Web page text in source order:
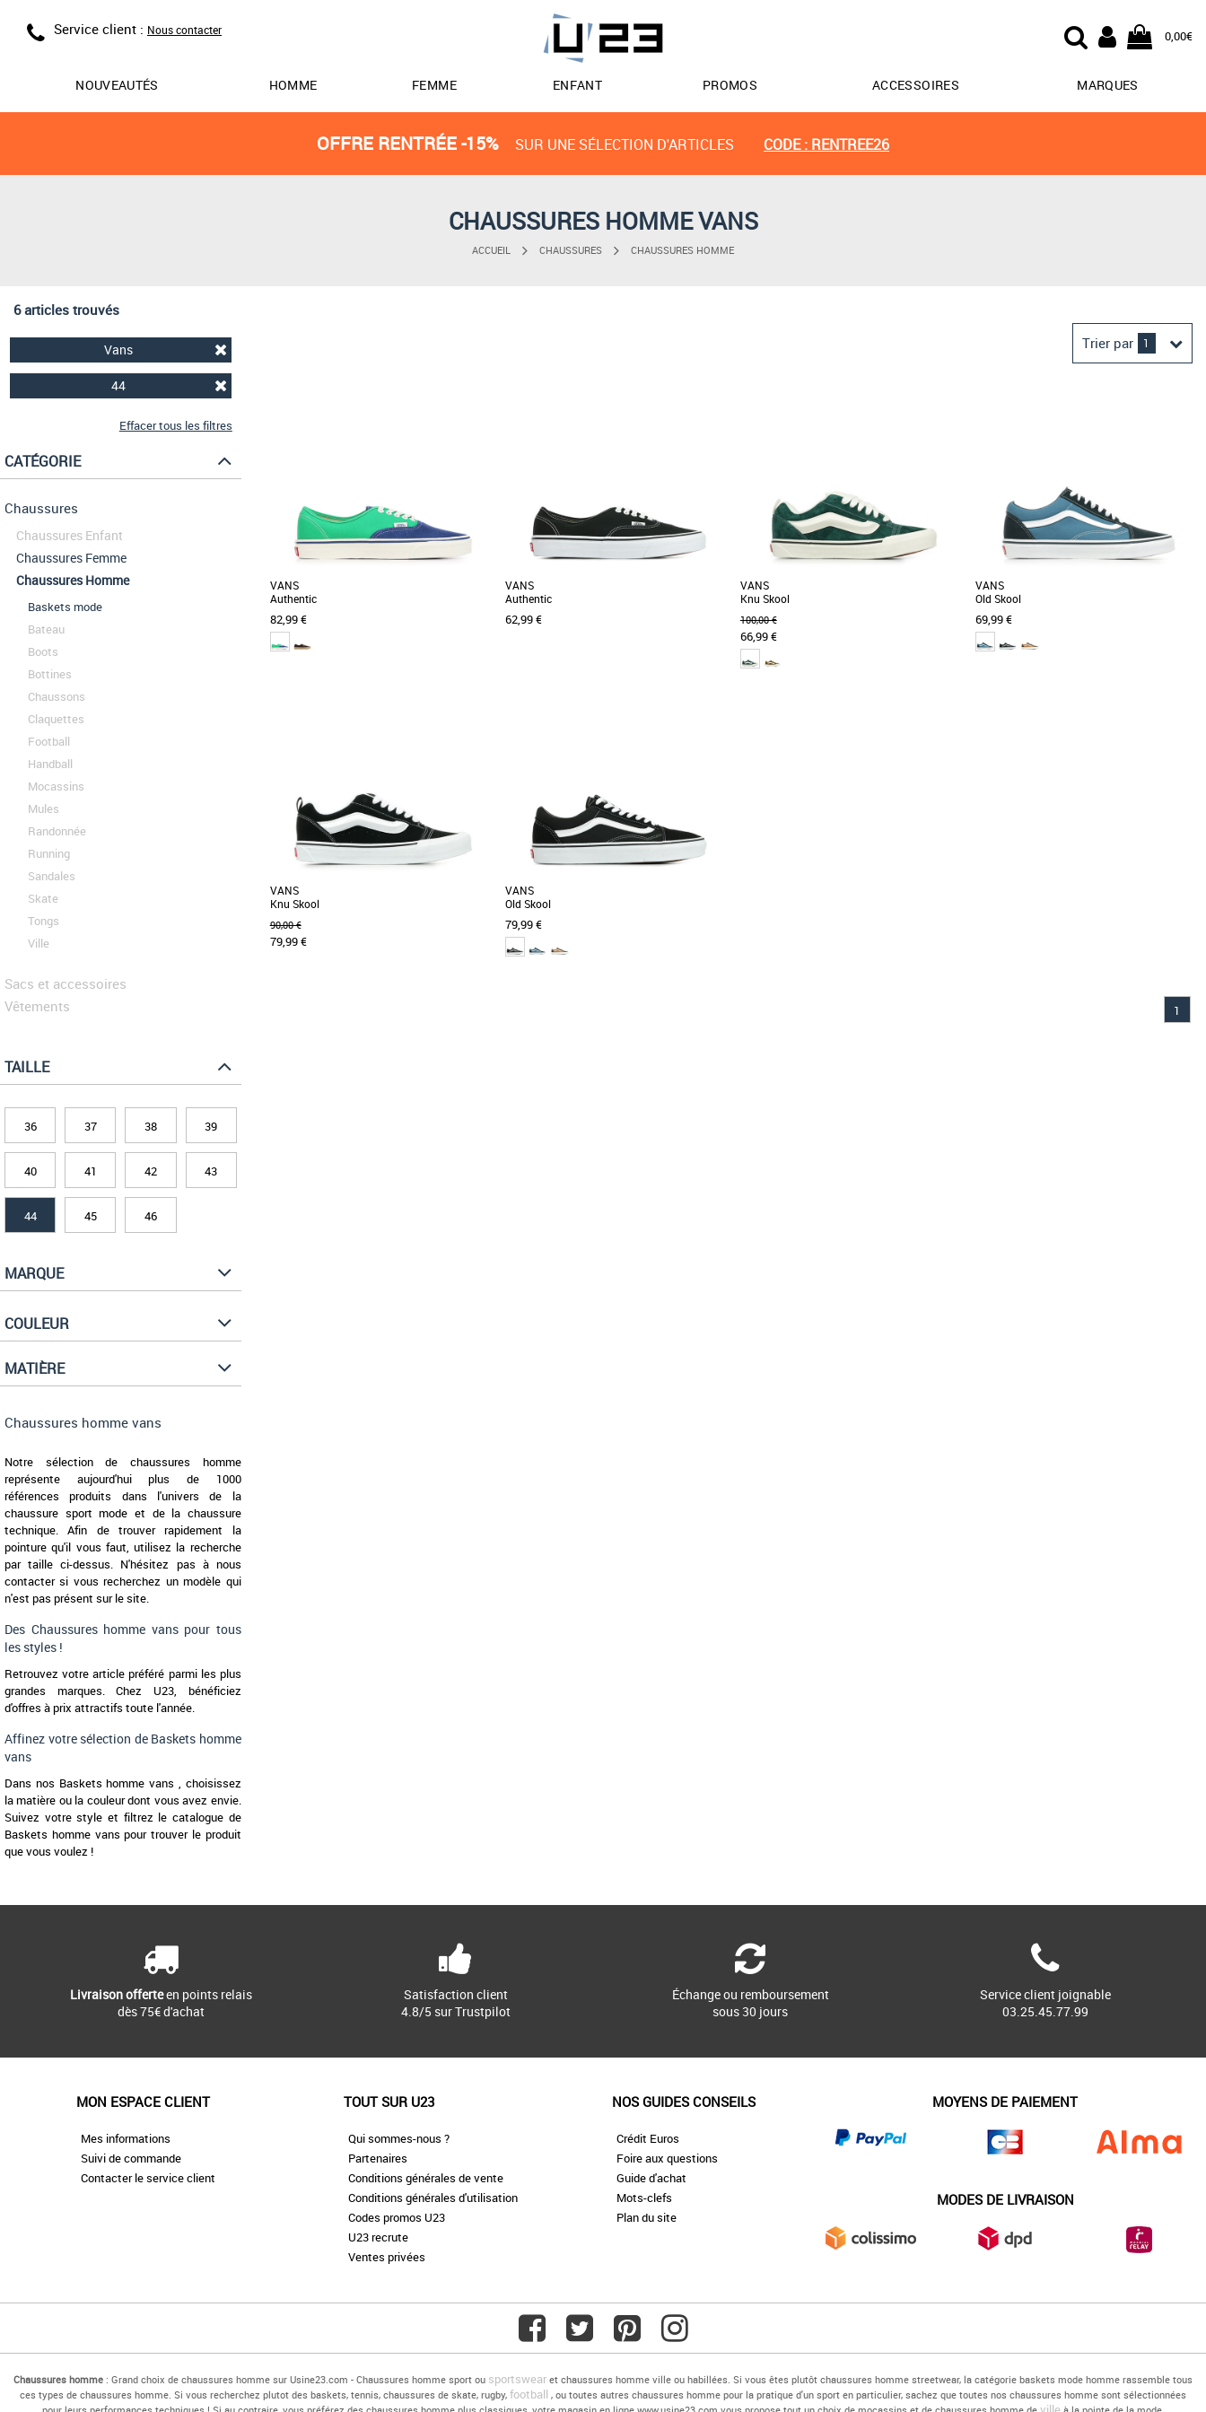
Service client : Nous contacter 0,00€
NOUVEAUTÉS HOMME FEMME ENFANT PROMOS ACCESSOIRES MARQUES
OFFRE RENTRÉE -15% SUR UNE SÉLECTION D'ARTICLES CODE : RENTREE26
CHAUSSURES HOMME VANS
ACCUEIL CHAUSSURES CHAUSSURES HOMME
6 articles trouvés
Vans
44
Effacer tous les filtres
CATÉGORIE
Chaussures
Chaussures Enfant
Chaussures Femme
Chaussures Homme
Baskets mode
Bateau
Boots
Bottines
Chaussons
Claquettes
Football
Handball
Mocassins
Mules
Randonnée
Running
Sandales
Skate
Tongs
Ville
Sacs et accessoires
Vêtements
TAILLE
36 37 38 39
40 41 42 43
44 45 46
MARQUE
COULEUR
MATIÈRE
Chaussures homme vans
Notre sélection de chaussures homme
représente aujourd'hui plus de 1000
références produits dans l'univers de la
chaussure sport mode et de la chaussure
technique. Afin de trouver rapidement la
pointure qu'il vous faut, utilisez la recherche
par taille ci-dessus. N'hésitez pas à nous
contacter si vous recherchez un modèle qui
n'est pas présent sur le site.
Des Chaussures homme vans pour tous
les styles !
Retrouvez votre article préféré parmi les plus
grandes marques. Chez U23, bénéficiez
d'offres à prix attractifs toute l'année.
Affinez votre sélection de Baskets homme
vans
Dans nos Baskets homme vans , choisissez
la matière ou la couleur dont vous avez envie.
Suivez votre style et filtrez le catalogue de
Baskets homme vans pour trouver le produit
que vous voulez !
Trier par 1
Meilleures remises
VANS
Authentic
82,99 €
VANS
Authentic
62,99 €
VANS
Knu Skool
100,00 €
66,99 €
VANS
Old Skool
69,99 €
VANS
Knu Skool
90,00 €
79,99 €
VANS
Old Skool
79,99 €
1
Livraison offerteen points relais
dès 75€ d'achat
Satisfaction client
4.8/5 sur Trustpilot
Échange ou remboursement
sous 30 jours
Service client joignable
03.25.45.77.99
MON ESPACE CLIENT
Mes informations
Suivi de commande
Contacter le service client
TOUT SUR U23
Qui sommes-nous ?
Partenaires
Conditions générales de vente
Conditions générales d'utilisation
Codes promos U23
U23 recrute
Ventes privées
NOS GUIDES CONSEILS
Crédit Euros
Foire aux questions
Guide d'achat
Mots-clefs
Plan du site
MOYENS DE PAIEMENT
MODES DE LIVRAISON
Chaussures homme : Grand choix de chaussures homme sur Usine23.com - Chaussures homme sport ou sportswear et chaussures homme ville ou habillées. Si vous êtes plutôt chaussures homme streetwear, la catégorie baskets mode homme rassemble tous
ces types de chaussures homme. Si vous recherchez plutot des baskets, tennis, chaussures de skate, rugby, football , ou toutes autres chaussures homme pour la pratique d'un sport en particulier, sachez que toutes nos chaussures homme sont sélectionnées